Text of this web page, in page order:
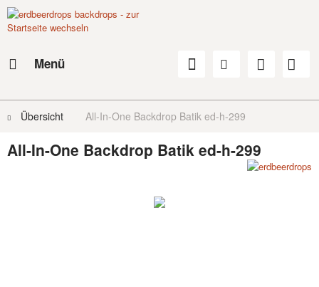
Menü
Übersicht All-In-One Backdrop Batik ed-h-299
All-In-One Backdrop Batik ed-h-299